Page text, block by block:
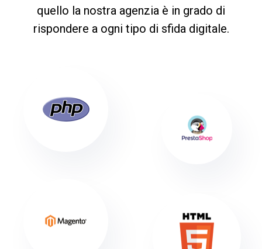
quello la nostra agenzia è in grado di
rispondere a ogni tipo di sfida digitale.